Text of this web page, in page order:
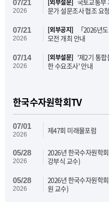
07/21
2026
[외부설문]
문가 설문조사 협조 요청
07/21
2026
[외부공지]
「2026년
모전 개최 안내
07/14
2026
[외부설문] '제2기 통합
한 수요조사' 안내
한국수자원학회TV
07/01
2026 제47회 미래물포럼
05/28
2026
2026년 한국수자원학
강부식 교수)
05/28
2026
2026년 한국수자원학
원 교수)